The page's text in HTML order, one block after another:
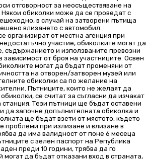
отговорност за неосъществяване на
обиколки може да се проведат с
в случай на затворени пътища
влизането с автомобил.
организират от местна агенция при
участие, обиколките могат да
съдържанието и използваните превозни
зависимост от броя на участниците. Освен
могат да бъдат променяни от
на отворен/затворен музей или
обиколки са по желание на
Пътниците, които не желаят да
се считат за съгласни да изчакат
Тези пътници ще бъдат оставени
да започне допълнителната обиколка и
ще бъдат взети от мястото, където
проблеми при излизане и влизане в
да има валидност от поне 6 месеца
с зелен паспорт на Република
преди 10 години, трябва да го
могат да бъдат отказани вход в страната,